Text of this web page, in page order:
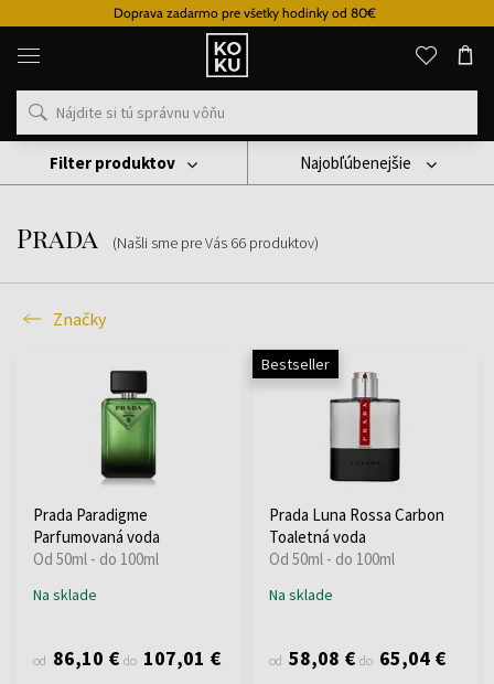
Doprava zadarmo pre všetky hodinky od 80€
Originálne
parfémy
hodinky
na
mieste
Značky
Prada
Prada (Našli sme pre Vás 66 produktov)
Najobľúbenejšie
Značky
Filter produktov
Prada Paradigme
Parfumovaná voda
Od 50ml - do 100ml
Na sklade
od 86,10 € do 107,01 €
Bestseller
Prada Luna Rossa Carbon
Toaletná voda
Od 50ml - do 100ml
Na sklade
od 58,08 € do 65,04 €